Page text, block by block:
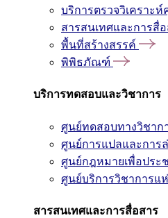
บริการตรวจวิเคราะ
สารสนเทศและการสื่อ
พื้นที่สร้างสรรค์
พิพิธภัณฑ์
บริการทดสอบและวิชาการ
ศูนย์ทดสอบทางวิชาก
ศูนย์การแปลและการ
ศูนย์กฎหมายเพื่อประ
ศูนย์บริการวิชาการแ
สารสนเทศและการสื่อสาร